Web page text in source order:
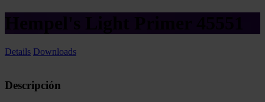
Details Downloads
Descripción